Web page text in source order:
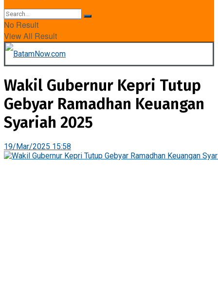
No Result
View All Result
Wakil Gubernur Kepri Tutup
Gebyar Ramadhan Keuangan
Syariah 2025
19/Mar/2025 15:58